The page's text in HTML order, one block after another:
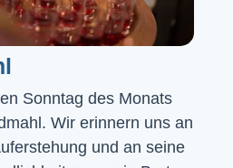
Sonntag des Monats
Wir erinnern uns an
und an seine